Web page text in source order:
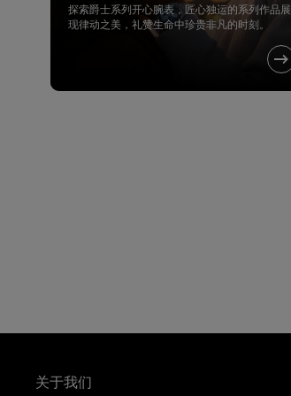
探索爵士系列开心腕表，匠心独运的系列作品展
现律动之美，礼赞生命中珍贵非凡的时刻。
关于我们